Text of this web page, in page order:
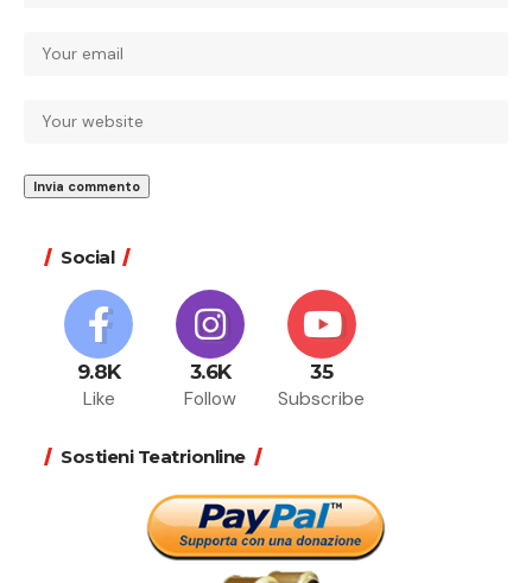
Social
9.8K
Like
3.6K
Follow
35
Subscribe
Sostieni Teatrionline